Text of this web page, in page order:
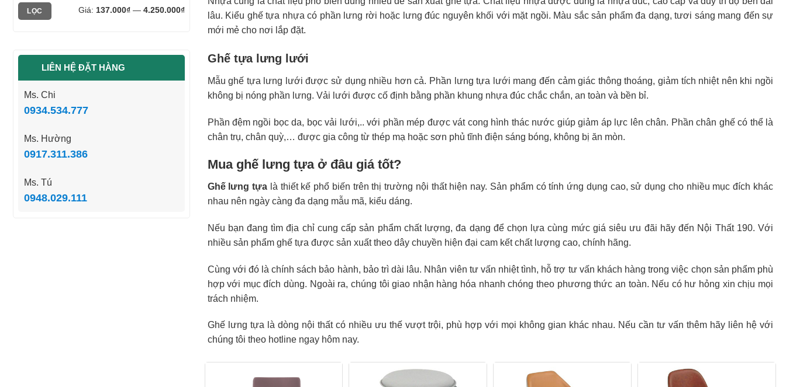
Giá
tối
Giá
tối
LỌC Giá: 137.000₫— 4.250.000₫
LIÊN HỆ ĐẶT HÀNG
Ms. Chi
0934.534.777
Ms. Hường
0917.311.386
Ms. Tú
0948.029.111
lâu. Kiểu ghế tựa nhựa có phần lưng rời hoặc lưng đúc nguyên khối với mặt ngồi. Màu sắc sản phẩm đa dạng, tươi sáng mang đến sự
mới mẻ cho nơi lắp đặt.
Ghế tựa lưng lưới
Mẫu ghế tựa lưng lưới được sử dụng nhiều hơn cả. Phần lưng tựa lưới mang đến cảm giác thông thoáng, giảm tích nhiệt nên khi ngồi
không bị nóng phần lưng. Vải lưới được cố định bằng phần khung nhựa đúc chắc chắn, an toàn và bền bỉ.
Phần đệm ngồi bọc da, bọc vải lưới,.. với phần mép được vát cong hình thác nước giúp giảm áp lực lên chân. Phần chân ghế có thể là
chân trụ, chân quỳ,… được gia công từ thép mạ hoặc sơn phủ tĩnh điện sáng bóng, không bị ăn mòn.
Mua ghế lưng tựa ở đâu giá tốt?
Ghế lưng tựa là thiết kế phổ biến trên thị trường nội thất hiện nay. Sản phẩm có tính ứng dụng cao, sử dụng cho nhiều mục đích khác
nhau nên ngày càng đa dạng mẫu mã, kiểu dáng.
Nếu bạn đang tìm địa chỉ cung cấp sản phẩm chất lượng, đa dạng để chọn lựa cùng mức giá siêu ưu đãi hãy đến Nội Thất 190. Với
nhiều sản phẩm ghế tựa được sản xuất theo dây chuyền hiện đại cam kết chất lượng cao, chính hãng.
Cùng với đó là chính sách bảo hành, bảo trì dài lâu. Nhân viên tư vấn nhiệt tình, hỗ trợ tư vấn khách hàng trong việc chọn sản phẩm phù
hợp với mục đích dùng. Ngoài ra, chúng tôi giao nhận hàng hóa nhanh chóng theo phương thức an toàn. Nếu có hư hỏng xin chịu mọi
trách nhiệm.
Ghế lưng tựa là dòng nội thất có nhiều ưu thế vượt trội, phù hợp với mọi không gian khác nhau. Nếu cần tư vấn thêm hãy liên hệ với
chúng tôi theo hotline ngay hôm nay.